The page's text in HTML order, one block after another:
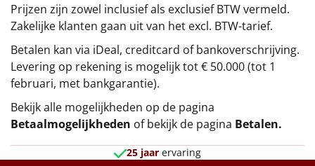
Prijzen zijn zowel inclusief als exclusief BTW vermeld.
Zakelijke klanten gaan uit van het excl. BTW-tarief.
Betalen kan via iDeal, creditcard of bankoverschrijving.
Levering op rekening is mogelijk tot € 50.000 (tot 1
februari, met bankgarantie).
Bekijk alle mogelijkheden op de pagina
Betaalmogelijkheden of bekijk de pagina Betalen.
25 jaar ervaring